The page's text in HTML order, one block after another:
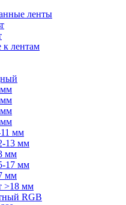
ленты
лентам
мм
13 мм
мм
17 мм
мм
>18 мм
RGB